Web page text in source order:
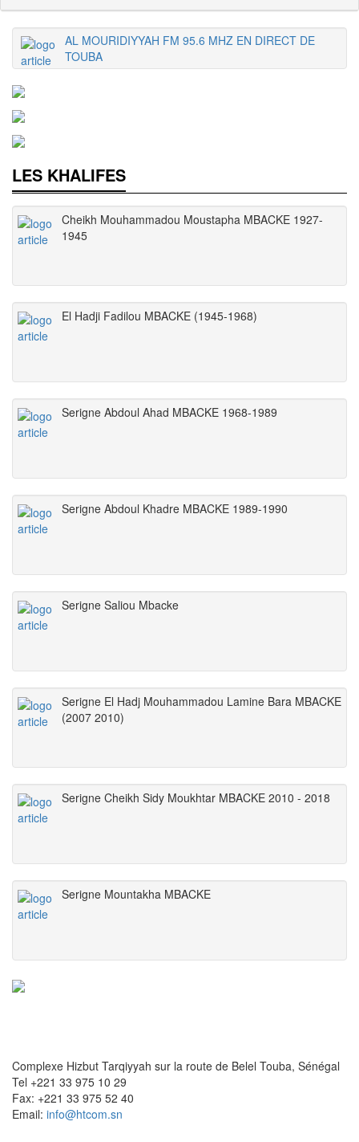
AL MOURIDIYYAH FM 95.6 MHZ EN DIRECT DE
TOUBA
LES KHALIFES
Cheikh Mouhammadou Moustapha MBACKE 1927-
1945
El Hadji Fadilou MBACKE (1945-1968)
Serigne Abdoul Ahad MBACKE 1968-1989
Serigne Abdoul Khadre MBACKE 1989-1990
Serigne Saliou Mbacke
Serigne El Hadj Mouhammadou Lamine Bara MBACKE
(2007 2010)
Serigne Cheikh Sidy Moukhtar MBACKE 2010 - 2018
Serigne Mountakha MBACKE
Complexe Hizbut Tarqiyyah sur la route de Belel Touba, Sénégal
Tel +221 33 975 10 29
Fax: +221 33 975 52 40
Email: info@htcom.sn